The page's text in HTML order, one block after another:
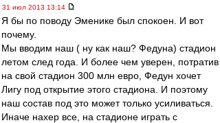
31 июл 2013 13:14
Я бы по поводу Эменике был спокоен. И вот
почему.
Мы вводим наш ( ну как наш? Федуна) стадион
летом след года. И более чем уверен, потратив
на свой стадион 300 млн евро, Федун хочет
Лигу под открытие этого стадиона. И поэтому
наш состав под это может только усиливаться.
Иначе нахер все, на стадионе играть с